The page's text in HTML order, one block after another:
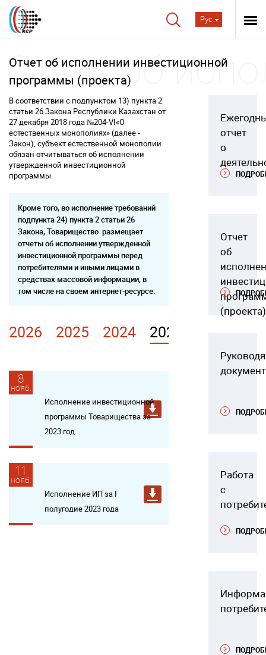
Рус
Отчет об исполнении инвестиционной
программы (проекта)
В соответствии с подпунктом 13) пункта 2
статьи 26 Закона Республики Казахстан от
27 декабря 2018 года №204-VI«О
естественных монополиях» (далее -
Закон), субъект естественной монополии
обязан отчитываться об исполнении
утвержденной инвестиционной
программы.
Кроме того, во исполнение требований
подпункта 24) пункта 2 статьи 26
Закона, Товарищество размещает
отчеты об исполнении утвержденной
инвестиционной программы перед
потребителями и иными лицами в
средствах массовой информации, в
том числе на своем интернет-ресурсе.
2026 2025 2024 2023
8
нояб.
Исполнение инвестиционной
программы Товарищества за
2023 год.
11
нояб.
Исполнение ИП за I
полугодие 2023 года
отчет
о
Отчет
об
(проекта)
Работа
с